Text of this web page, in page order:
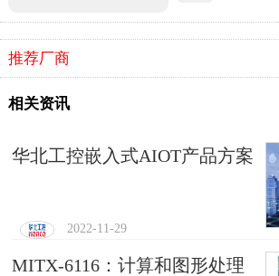
推荐厂商
相关资讯
华北工控嵌入式AIOT产品方案
2022-11-29
MITX-6116：计算和图形处理